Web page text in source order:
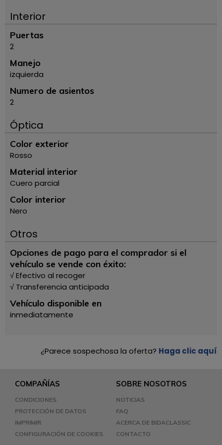
Interior
Puertas
2
Manejo
izquierda
Numero de asientos
2
Óptica
Color exterior
Rosso
Material interior
Cuero parcial
Color interior
Nero
Otros
Opciones de pago para el comprador si el
vehículo se vende con éxito:
√ Efectivo al recoger
√ Transferencia anticipada
Vehículo disponible en
inmediatamente
¿Parece sospechosa la oferta? Haga clic aquí
COMPAÑÍAS
CONDICIONES
PROTECCIÓN DE DATOS
IMPRIMIR
CONFIGURACIÓN DE COOKIES
SOBRE NOSOTROS
NOTICIAS
FAQ
ACERCA DE BIDACLASSIC
CONTACTO